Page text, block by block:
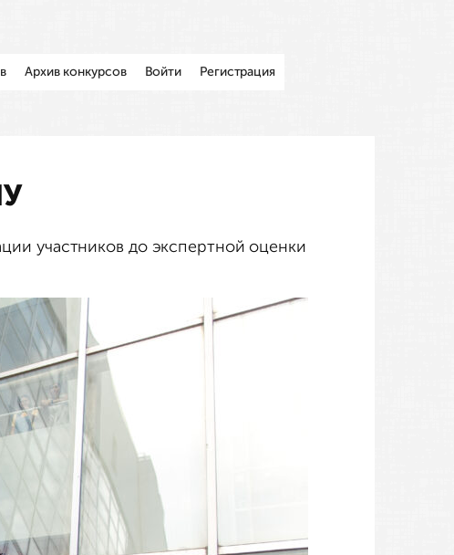
Архив конкурсов Войти Регистрация
участников до экспертной оценки